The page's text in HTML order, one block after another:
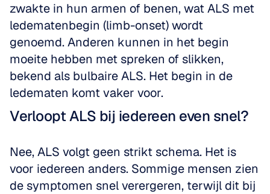
zwakte in hun armen of benen, wat ALS met
ledematenbegin (limb-onset) wordt
genoemd. Anderen kunnen in het begin
moeite hebben met spreken of slikken,
bekend als bulbaire ALS. Het begin in de
ledematen komt vaker voor.
Verloopt ALS bij iedereen even snel?
Nee, ALS volgt geen strikt schema. Het is
voor iedereen anders. Sommige mensen zien
de symptomen snel verergeren, terwijl dit bij